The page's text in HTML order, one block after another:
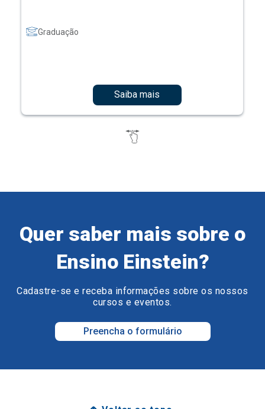
Graduação
Saiba mais
Quer saber mais sobre o
Ensino Einstein?
Cadastre-se e receba informações sobre os nossos
cursos e eventos.
Preencha o formulário